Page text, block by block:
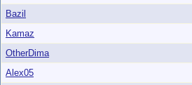
Bazil
Kamaz
OtherDima
Alex05